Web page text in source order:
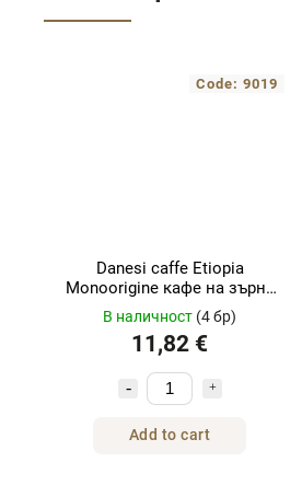
Danesi caffe Etiopia
Monoorigine кафе на зърна
консерва 250гр
В наличност (4 бр)
11,82 €
Add to cart
Code: 9019